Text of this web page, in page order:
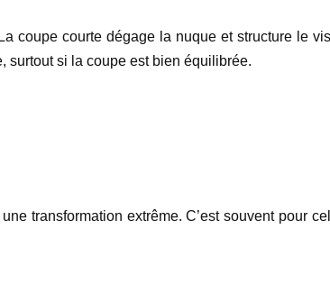
coupe courte dégage la nuque et structure le
surtout si la coupe est bien équilibrée.
transformation extrême. C’est souvent pour